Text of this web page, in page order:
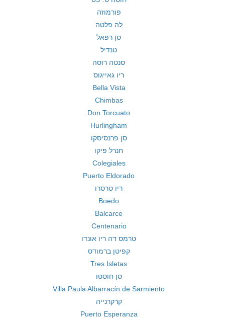
פורמוזה
לה פלטה
סן רפאל
טנדיל
סנטה רוסה
ריו גאייגוס
Bella Vista
Chimbas
Don Torcuato
Hurlingham
סן פרנסיסקו
חנרל פיקו
Colegiales
Puerto Eldorado
ריו טרסרו
Boedo
Balcarce
Centenario
טרמס דה ריו אונדו
קפיטן ברמודס
Tres Isletas
סן חוסטו
Villa Paula Albarracín de Sarmiento
קרקרנייה
Puerto Esperanza